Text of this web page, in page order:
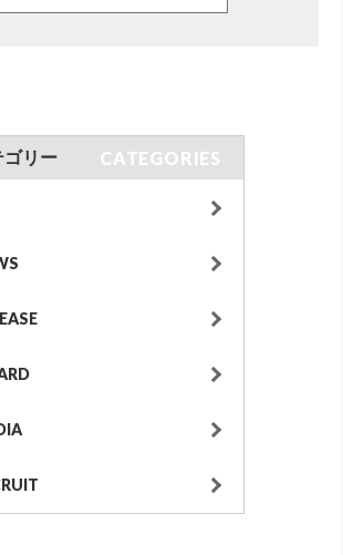
ゴリー CATEGORIES